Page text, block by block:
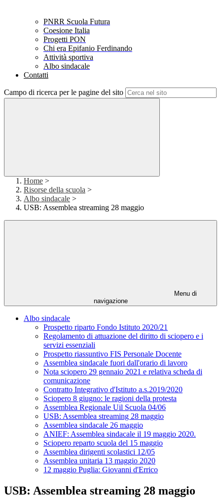
PNRR Scuola Futura
Coesione Italia
Progetti PON
Chi era Epifanio Ferdinando
Attività sportiva
Albo sindacale
Contatti
Campo di ricerca per le pagine del sito
Home >
Risorse della scuola >
Albo sindacale >
USB: Assemblea streaming 28 maggio
Menu di
navigazione
Albo sindacale
Prospetto riparto Fondo Istituto 2020/21
Regolamento di attuazione del diritto di sciopero e i
servizi essenziali
Prospetto riassuntivo FIS Personale Docente
Assemblea sindacale fuori dall'orario di lavoro
Nota sciopero 29 gennaio 2021 e relativa scheda di
comunicazione
Contratto Integrativo d'Istituto a.s.2019/2020
Sciopero 8 giugno: le ragioni della protesta
Assemblea Regionale Uil Scuola 04/06
USB: Assemblea streaming 28 maggio
Assemblea sindacale 26 maggio
ANIEF: Assemblea sindacale il 19 maggio 2020.
Sciopero reparto scuola del 15 maggio
Assemblea dirigenti scolastici 12/05
Assemblea unitaria 13 maggio 2020
12 maggio Puglia: Giovanni d'Errico
USB: Assemblea streaming 28 maggio